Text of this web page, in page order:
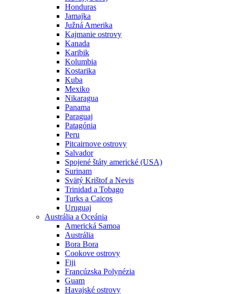
Honduras
Jamajka
Južná Amerika
Kajmanie ostrovy
Kanada
Karibik
Kolumbia
Kostarika
Kuba
Mexiko
Nikaragua
Panama
Paraguaj
Patagónia
Peru
Pitcairnove ostrovy
Salvador
Spojené štáty americké (USA)
Surinam
Svätý Krištof a Nevis
Trinidad a Tobago
Turks a Caicos
Uruguaj
Austrália a Oceánia
Americká Samoa
Austrália
Bora Bora
Cookove ostrovy
Fiji
Francúzska Polynézia
Guam
Havajské ostrovy